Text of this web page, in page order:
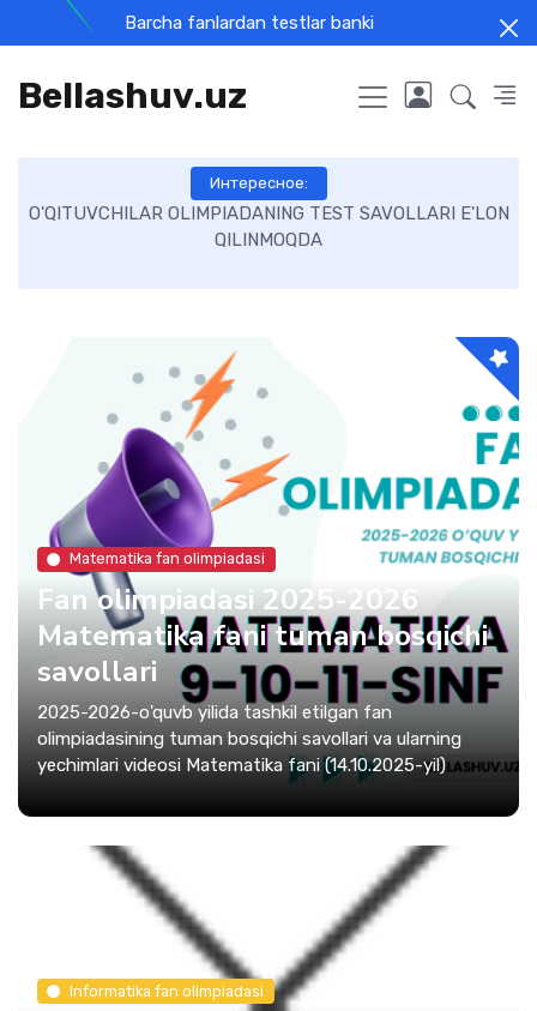
Barcha fanlardan testlar banki
Bellashuv.uz
Интересное:
E'LON 9-sinf matematika imtihon 10-biletalar
Matematika fan olimpiadasi
Fan olimpiadasi 2025-2026
Matematika fani tuman bosqichi
savollari
2025-2026-o'quvb yilida tashkil etilgan fan
olimpiadasining tuman bosqichi savollari va ularning
yechimlari videosi Matematika fani (14.10.2025-yil)
Informatika fan olimpiadasi